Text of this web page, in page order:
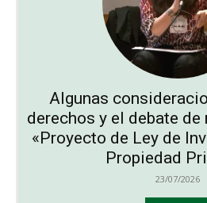
Algunas
derechos y el debate
«Proyecto de Ley de
Propiedad
23/07/2026